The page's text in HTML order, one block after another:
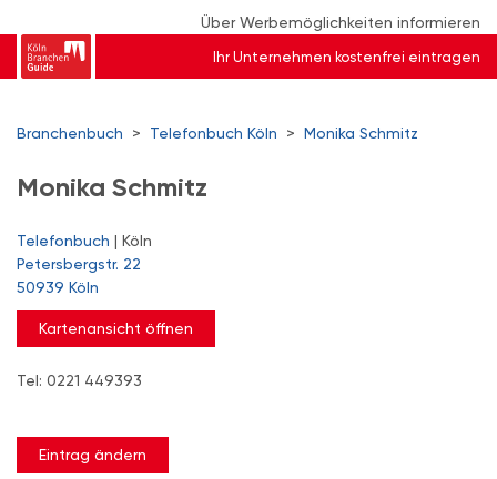
Über Werbemöglichkeiten informieren
Ihr Unternehmen kostenfrei eintragen
Branchenbuch > Telefonbuch Köln > Monika Schmitz
Monika Schmitz
Telefonbuch | Köln
Petersbergstr. 22
50939 Köln
Kartenansicht öffnen
Tel: 0221 449393
Eintrag ändern